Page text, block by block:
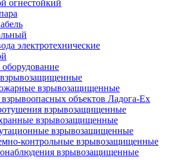
огнестойкий
электротехнические
взрывозащищенные
объектов Ладога-Ex
взрывозащищенные
взрывозащищенные
взрывозащищенные
контрольные взрывозащищенные
взрывозащищенные